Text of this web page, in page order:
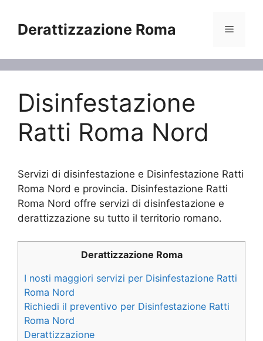
contenuto
Derattizzazione Roma Menu
Disinfestazione
Ratti Roma Nord
Servizi di disinfestazione e Disinfestazione Ratti
Roma Nord e provincia. Disinfestazione Ratti
Roma Nord offre servizi di disinfestazione e
derattizzazione su tutto il territorio romano.
Derattizzazione Roma
I nosti maggiori servizi per Disinfestazione Ratti
Roma Nord
Richiedi il preventivo per Disinfestazione Ratti
Roma Nord
Derattizzazione